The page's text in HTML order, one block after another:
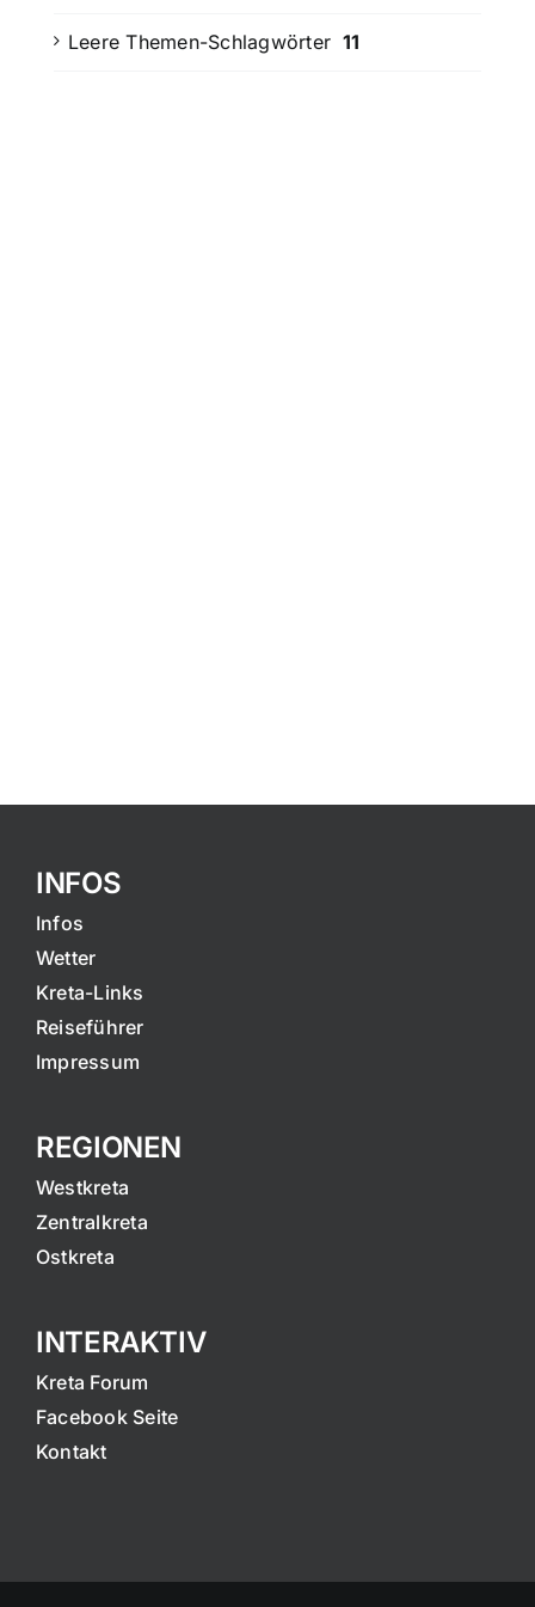
Leere Themen-Schlagwörter 11
INFOS
Infos
Wetter
Kreta-Links
Reiseführer
Impressum
REGIONEN
Westkreta
Zentralkreta
Ostkreta
INTERAKTIV
Kreta Forum
Facebook Seite
Kontakt